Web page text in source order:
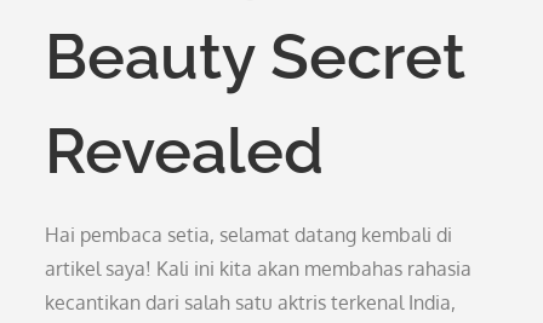
Beauty Secret
Revealed
Hai pembaca setia, selamat datang kembali di
artikel saya! Kali ini kita akan membahas rahasia
kecantikan dari salah satu aktris terkenal India,